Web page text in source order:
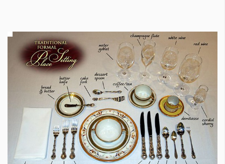
Книги
30+ 1970
Гурме 1710
Пътувай
237
Здраве 389